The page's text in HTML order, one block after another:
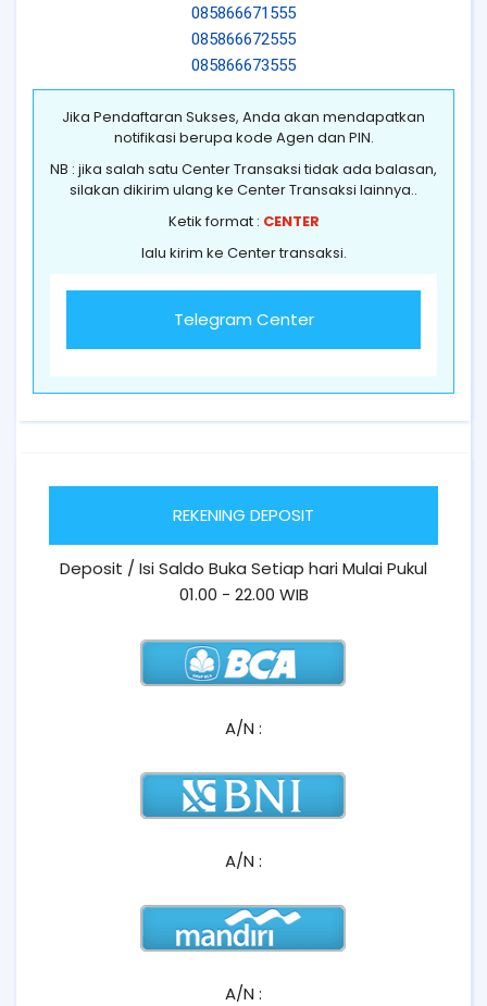
085866671555
085866672555
085866673555
Jika Pendaftaran Sukses, Anda akan mendapatkan
notifikasi berupa kode Agen dan PIN.
NB : jika salah satu Center Transaksi tidak ada balasan,
silakan dikirim ulang ke Center Transaksi lainnya..
Ketik format : CENTER
lalu kirim ke Center transaksi.
Telegram Center
REKENING DEPOSIT
Deposit / Isi Saldo Buka Setiap hari Mulai Pukul
01.00 - 22.00 WIB
A/N :
A/N :
A/N :